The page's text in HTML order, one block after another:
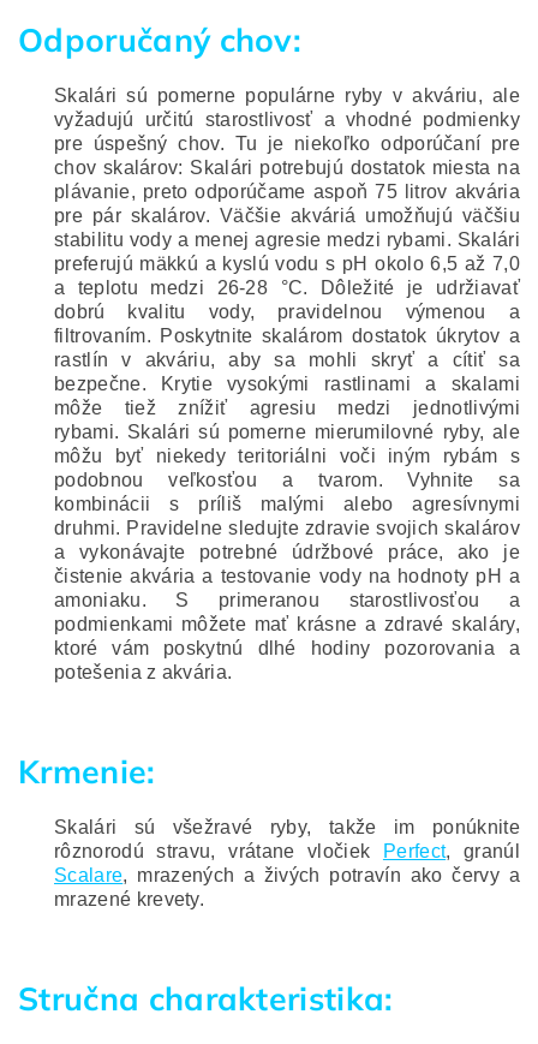
Odporučaný chov:
Skalári sú pomerne populárne ryby v akváriu, ale
vyžadujú určitú starostlivosť a vhodné podmienky
pre úspešný chov. Tu je niekoľko odporúčaní pre
chov skalárov: Skalári potrebujú dostatok miesta na
plávanie, preto odporúčame aspoň 75 litrov akvária
pre pár skalárov. Väčšie akváriá umožňujú väčšiu
stabilitu vody a menej agresie medzi rybami. Skalári
preferujú mäkkú a kyslú vodu s pH okolo 6,5 až 7,0
a teplotu medzi 26-28 °C. Dôležité je udržiavať
dobrú kvalitu vody, pravidelnou výmenou a
filtrovaním. Poskytnite skalárom dostatok úkrytov a
rastlín v akváriu, aby sa mohli skryť a cítiť sa
bezpečne. Krytie vysokými rastlinami a skalami
môže tiež znížiť agresiu medzi jednotlivými
rybami. Skalári sú pomerne mierumilovné ryby, ale
môžu byť niekedy teritoriálni voči iným rybám s
podobnou veľkosťou a tvarom. Vyhnite sa
kombinácii s príliš malými alebo agresívnymi
druhmi. Pravidelne sledujte zdravie svojich skalárov
a vykonávajte potrebné údržbové práce, ako je
čistenie akvária a testovanie vody na hodnoty pH a
amoniaku. S primeranou starostlivosťou a
podmienkami môžete mať krásne a zdravé skaláry,
ktoré vám poskytnú dlhé hodiny pozorovania a
potešenia z akvária.
Krmenie:
Skalári sú všežravé ryby, takže im ponúknite
rôznorodú stravu, vrátane vločiek
Perfect, granúl
Scalare, mrazených a živých potravín ako červy a
mrazené krevety.
Stručna charakteristika: